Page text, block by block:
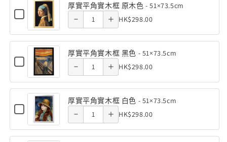
水
藍
色
的
眼
1000
塊
(51×73.5cm)
量
水
藍
色
眼
睛
1000
塊
(51×73.5cm)
數
量
Checkbox
for
實
角
實
木
色
51×73.5cm
厚實平角實木框 原木色 - 51×73.5cm
Quantity
of
厚
實
角
實
木
框
原
厚實平角實
色 -
51×73.5cm
厚實平角實
色 -
51×73.5cm
HK$298.00
Checkbox
for
實
角
實
厚實平角實木框 黑色 - 51×73.5cm
Quantity
of
厚
實
角
Decrease
quantity of
厚實平角實
木框 黑色 -
51×73.5cm
Increase
厚實平角實
木框 黑色 -
51×73.5cm
HK$298.00
Checkbox
for
實
厚實平角實木框 白色 - 51×73.5cm
Quantity
of
厚
Decrease
quantity of
厚實平角實
木框 白色 -
Increase
厚實平角實
木框 白色 -
HK$298.00
Decrease Increase